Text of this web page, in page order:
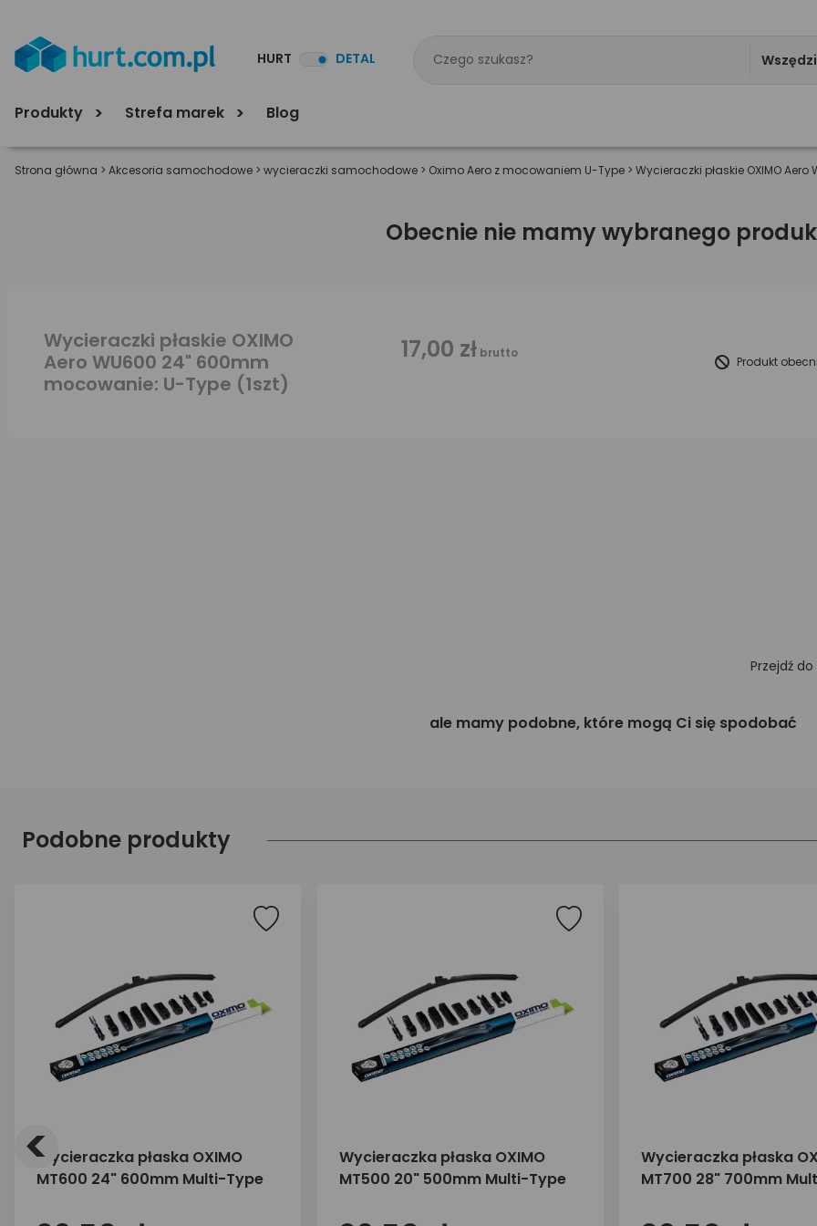
HURT DETAL
Produkty Strefa marek Blog
Strona główna > Akcesoria samochodowe > wycieraczki samochodowe > Oximo Aero z mocowaniem U-Type > Wycieraczki płaskie OXIMO
Obecnie nie mamy wybranego
Wycieraczki płaskie OXIMO
Aero WU600 24" 600mm
mocowanie: U-Type (1szt)
17,00 zł brutto
Produkt
Przejdź do
ale mamy podobne, które mogą Ci się spodobać
Podobne produkty
Wycieraczka płaska OXIMO
MT600 24" 600mm Multi-Type
Wycieraczka płaska OXIMO
MT500 20" 500mm Multi-Type
Wycieraczka płaska
MT700 28" 700mm
<